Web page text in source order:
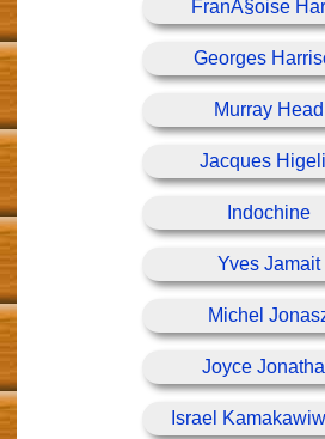
FranÃ§oise
Georges
Murray Head
Jacques
Indochine
Yves Jamait
Michel
Joyce
Israel